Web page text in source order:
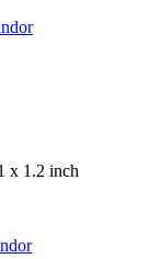
x 1.2 inch